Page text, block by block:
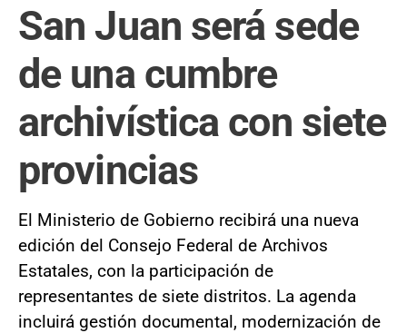
San Juan será sede
de una cumbre
archivística con siete
provincias
El Ministerio de Gobierno recibirá una nueva
edición del Consejo Federal de Archivos
Estatales, con la participación de
representantes de siete distritos. La agenda
incluirá gestión documental, modernización de